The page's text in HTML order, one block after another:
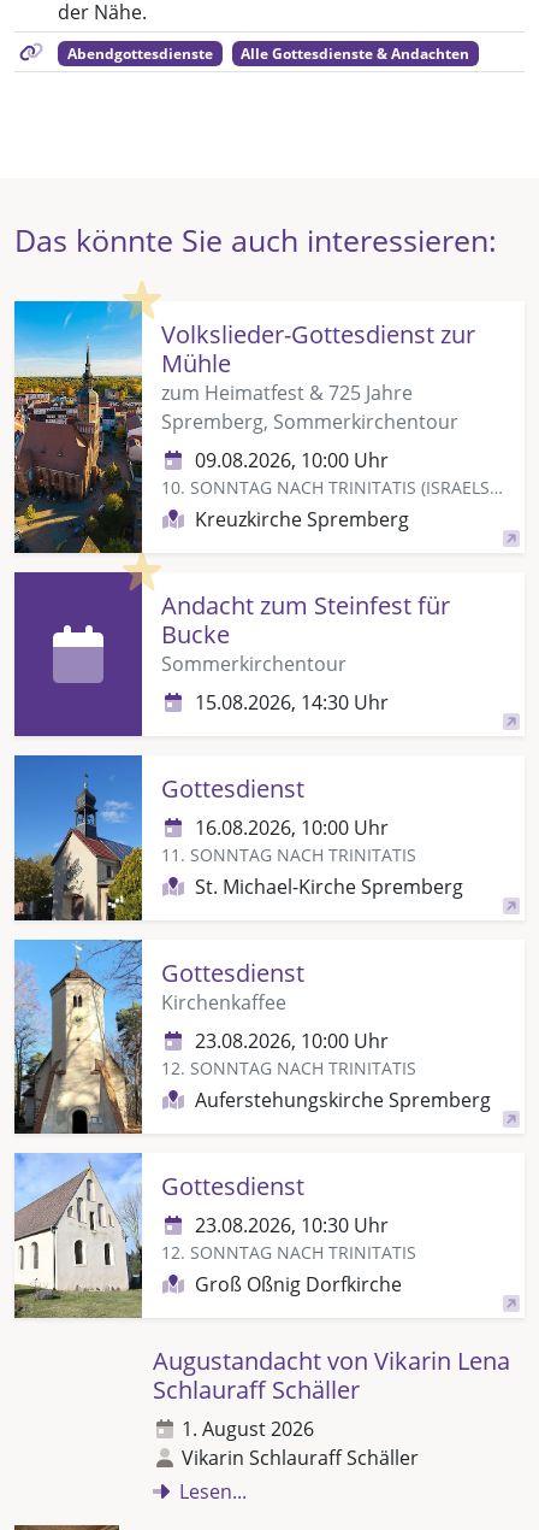
der Nähe.
Abendgottesdienste Alle Gottesdienste & Andachten
Das könnte Sie auch interessieren:
Highlight
Volkslieder-Gottesdienst zur
Mühle
zum Heimatfest & 725 Jahre
Spremberg, Sommerkirchentour
09.08.2026, 10:00 Uhr
10. SONNTAG NACH TRINITATIS (ISRAELSONNTAG)
Kreuzkirche Spremberg
Highlight
Andacht zum Steinfest für
Bucke
Sommerkirchentour
15.08.2026, 14:30 Uhr
Gottesdienst
16.08.2026, 10:00 Uhr
11. SONNTAG NACH TRINITATIS
St. Michael-Kirche Spremberg
Gottesdienst
Kirchenkaffee
23.08.2026, 10:00 Uhr
12. SONNTAG NACH TRINITATIS
Auferstehungskirche Spremberg
Gottesdienst
23.08.2026, 10:30 Uhr
12. SONNTAG NACH TRINITATIS
Groß Oßnig Dorfkirche
Augustandacht von Vikarin Lena
Schlauraff Schäller
1. August 2026
Vikarin Schlauraff Schäller
Lesen...